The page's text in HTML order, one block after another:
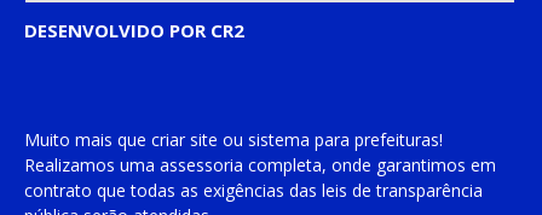
DESENVOLVIDO POR CR2
Muito mais que criar site ou sistema para prefeituras!
Realizamos uma assessoria completa, onde garantimos em
contrato que todas as exigências das leis de transparência